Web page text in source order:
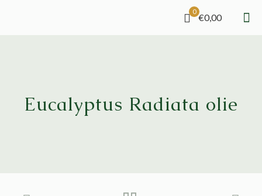
0
€0,00
Eucalyptus Radiata olie